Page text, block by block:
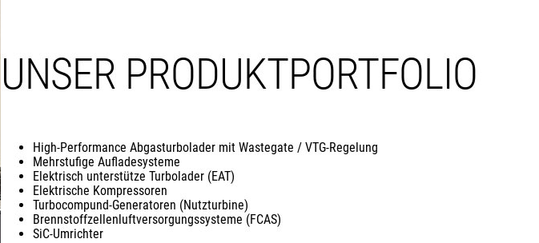
UNSER PRODUKTPORTFOLIO
High-Performance Abgasturbolader mit Wastegate / VTG-Regelung
Mehrstufige Aufladesysteme
Elektrisch unterstütze Turbolader (EAT)
Elektrische Kompressoren
Turbocompund-Generatoren (Nutzturbine)
Brennstoffzellenluftversorgungssysteme (FCAS)
SiC-Umrichter